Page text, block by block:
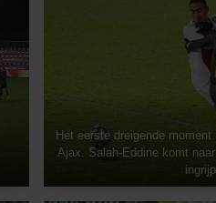
Het eerste dreigende
Ajax. Salah-Eddine komt